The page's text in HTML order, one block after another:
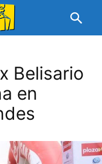
Belisario
en